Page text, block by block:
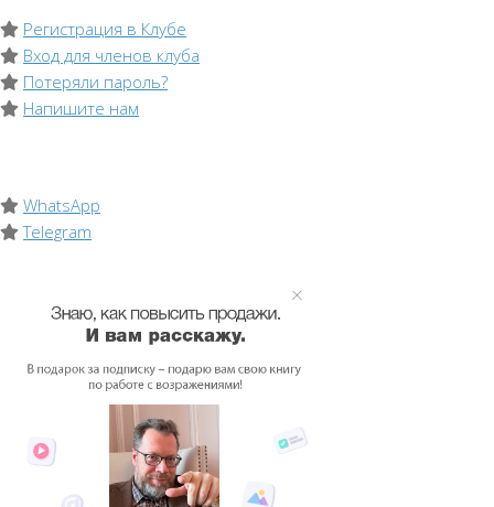
Регистрация в Клубе
Вход для членов клуба
Потеряли пароль?
Напишите нам
WhatsApp
Telegram